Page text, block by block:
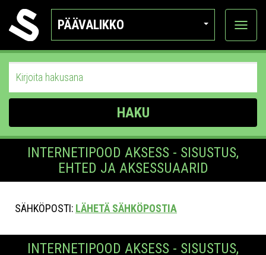
PÄÄVALIKKO
Näytä
HAKU
INTERNETIPOOD AKSESS - SISUSTUS,
EHTED JA AKSESSUAARID
SÄHKÖPOSTI: LÄHETÄ SÄHKÖPOSTIA
INTERNETIPOOD AKSESS - SISUSTUS,